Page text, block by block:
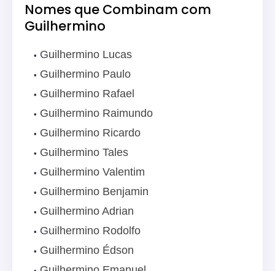
Nomes que Combinam com
Guilhermino
Guilhermino Lucas
Guilhermino Paulo
Guilhermino Rafael
Guilhermino Raimundo
Guilhermino Ricardo
Guilhermino Tales
Guilhermino Valentim
Guilhermino Benjamin
Guilhermino Adrian
Guilhermino Rodolfo
Guilhermino Édson